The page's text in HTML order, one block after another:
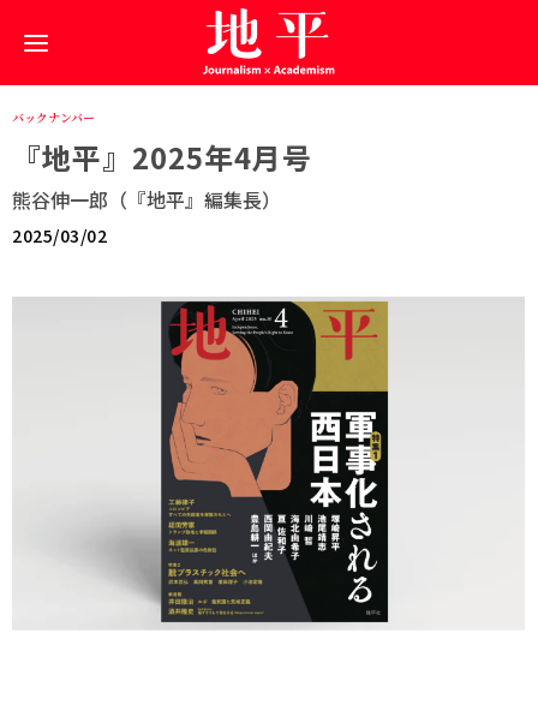
バックナンバー
『地平』2025年4月号
熊谷伸一郎（『地平』編集長）
2025/03/02